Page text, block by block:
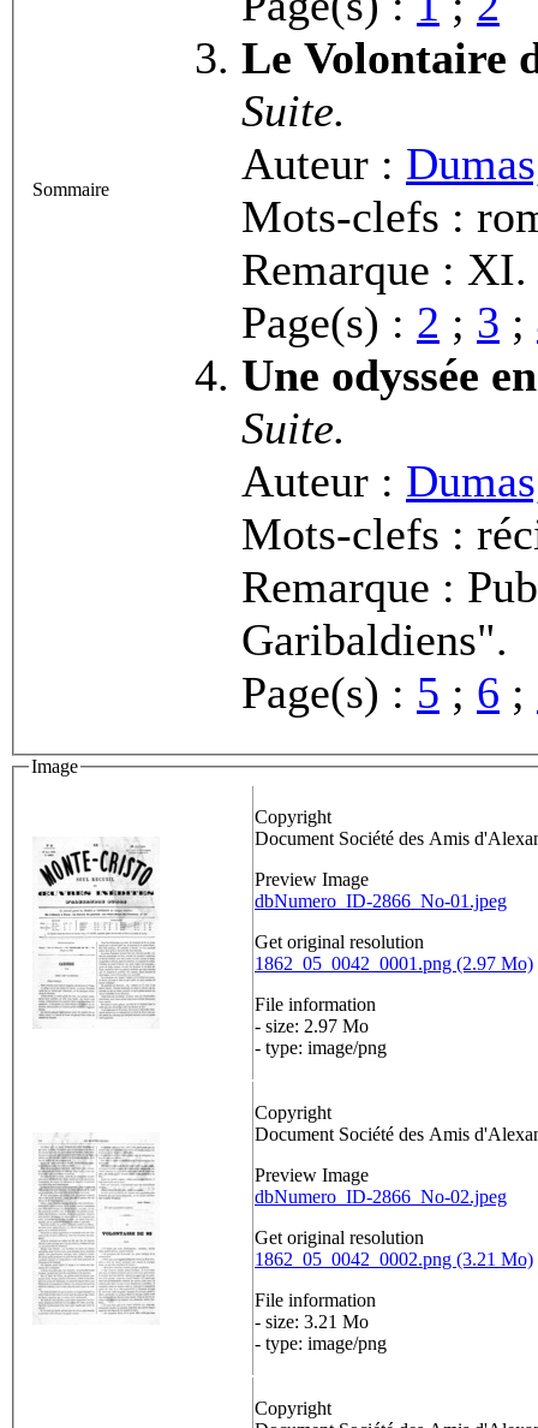
Sommaire
Le Volontaire
Suite.
Auteur :
Mots-clefs :
Remarque :
Page(s) : 2 ; 3 ;
Une odyssée
Suite.
Auteur :
Mots-clefs :
Remarque :
Garibaldiens".
Page(s) : 5 ; 6 ;
Image
Copyright
Document Société des Amis
Preview Image
dbNumero_ID-2866_No-01.jpeg
Get original resolution
1862_05_0042_0001.png (2.97 Mo)
File information
- size: 2.97 Mo
- type: image/png
Copyright
Document Société des Amis
Preview Image
dbNumero_ID-2866_No-02.jpeg
Get original resolution
1862_05_0042_0002.png (3.21 Mo)
File information
- size: 3.21 Mo
- type: image/png
Copyright